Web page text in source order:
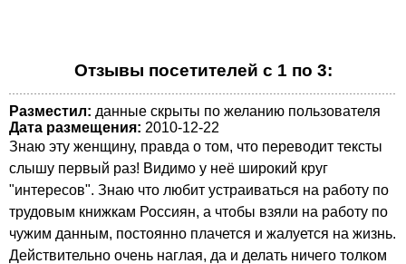
Отзывы посетителей с 1 по 3:
Разместил: данные скрыты по желанию пользователя
Дата размещения: 2010-12-22
Знаю эту женщину, правда о том, что переводит тексты
слышу первый раз! Видимо у неё широкий круг
"интересов". Знаю что любит устраиваться на работу по
трудовым книжкам Россиян, а чтобы взяли на работу по
чужим данным, постоянно плачется и жалуется на жизнь.
Действительно очень наглая, да и делать ничего толком